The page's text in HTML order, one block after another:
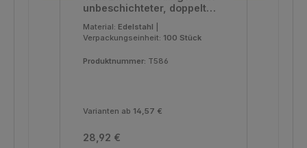
unbeschichteter, doppelt
Stück
Material: Edelstahl
Verpackungseinheit: 100 Stück
Produktnummer: T586
Varianten ab 14,57 €
Regulärer Preis:
28,92 €